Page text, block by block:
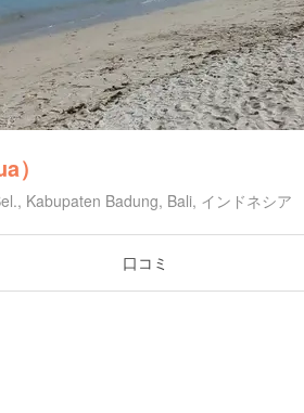
）
Kabupaten Badung, Bali, インドネシア
口コミ